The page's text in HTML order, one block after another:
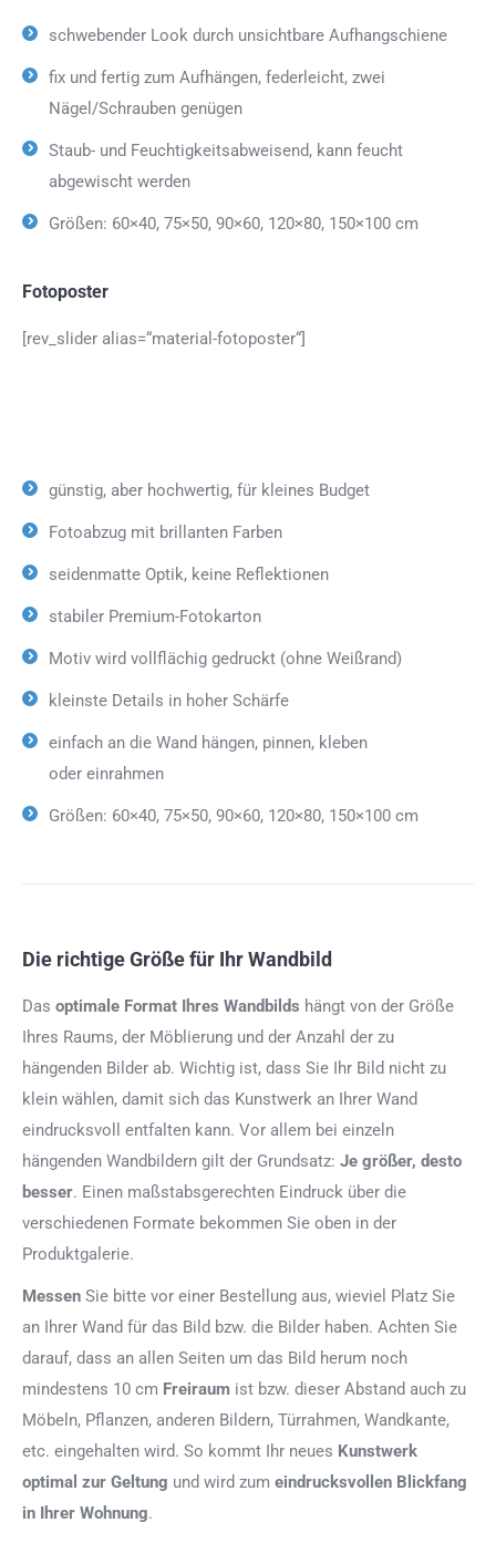
schwebender Look durch unsichtbare Aufhangschiene
fix und fertig zum Aufhängen, federleicht, zwei
Nägel/Schrauben genügen
Staub- und Feuchtigkeitsabweisend, kann feucht
abgewischt werden
Größen: 60×40, 75×50, 90×60, 120×80, 150×100 cm
Fotoposter
[rev_slider alias=“material-fotoposter“]
günstig, aber hochwertig, für kleines Budget
Fotoabzug mit brillanten Farben
seidenmatte Optik, keine Reflektionen
stabiler Premium-Fotokarton
Motiv wird vollflächig gedruckt (ohne Weißrand)
kleinste Details in hoher Schärfe
einfach an die Wand hängen, pinnen, kleben
oder einrahmen
Größen: 60×40, 75×50, 90×60, 120×80, 150×100 cm
Die richtige Größe für Ihr Wandbild
Das optimale Format Ihres Wandbilds hängt von der Größe
Ihres Raums, der Möblierung und der Anzahl der zu
hängenden Bilder ab. Wichtig ist, dass Sie Ihr Bild nicht zu
klein wählen, damit sich das Kunstwerk an Ihrer Wand
eindrucksvoll entfalten kann. Vor allem bei einzeln
hängenden Wandbildern gilt der Grundsatz: Je größer, desto
besser. Einen maßstabsgerechten Eindruck über die
verschiedenen Formate bekommen Sie oben in der
Produktgalerie.
Messen Sie bitte vor einer Bestellung aus, wieviel Platz Sie
an Ihrer Wand für das Bild bzw. die Bilder haben. Achten Sie
darauf, dass an allen Seiten um das Bild herum noch
mindestens 10 cm Freiraum ist bzw. dieser Abstand auch zu
Möbeln, Pflanzen, anderen Bildern, Türrahmen, Wandkante,
etc. eingehalten wird. So kommt Ihr neues Kunstwerk
optimal zur Geltung und wird zum eindrucksvollen Blickfang
in Ihrer Wohnung.